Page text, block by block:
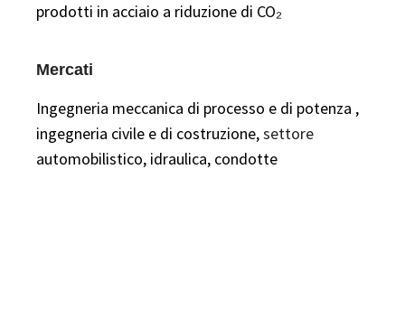
prodotti in acciaio a riduzione di CO₂
Mercati
Ingegneria meccanica di processo e di potenza ,
ingegneria civile e di costruzione,settore
automobilistico, idraulica, condotte